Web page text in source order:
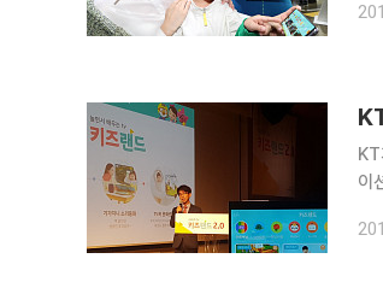
도
KT
이
설